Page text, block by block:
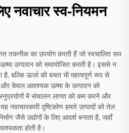
नवाचार स्व-नियमन
तकनीक का उपयोग करती हैं जो स्वचालित रूप
उत्पादन को समायोजित करती है। इससे न
है, बल्कि ऊर्जा की बचत भी महत्वपूर्ण रूप से
और केवल आवश्यक ऊष्मा के उत्पादन को
में संचालन लागत को कम करने और
नवाचारकारी दृष्टिकोण हमारे उत्पादों को तेल
जैसे उद्योगों के लिए आदर्श बनाता है, जहाँ
होती है।